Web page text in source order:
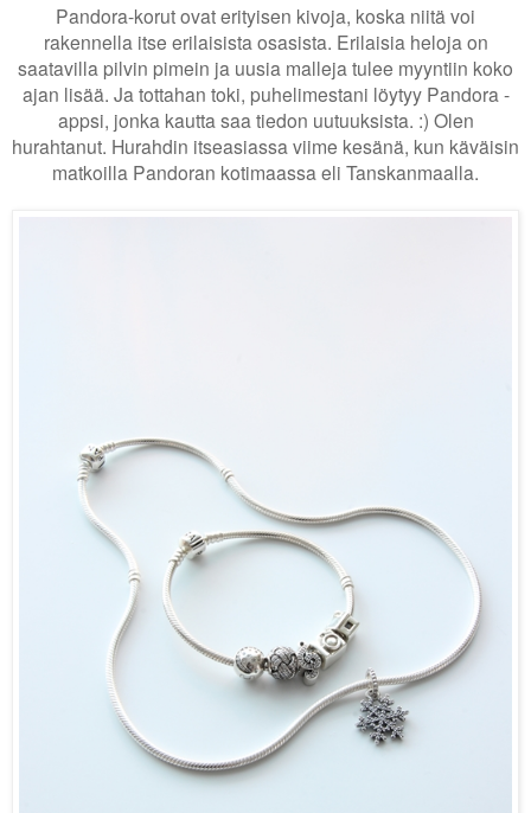
Pandora-korut ovat erityisen kivoja, koska niitä voi
rakennella itse erilaisista osasista. Erilaisia heloja on
saatavilla pilvin pimein ja uusia malleja tulee myyntiin koko
ajan lisää. Ja tottahan toki, puhelimestani löytyy Pandora -
appsi, jonka kautta saa tiedon uutuuksista. :) Olen
hurahtanut. Hurahdin itseasiassa viime kesänä, kun käväisin
matkoilla Pandoran kotimaassa eli Tanskanmaalla.